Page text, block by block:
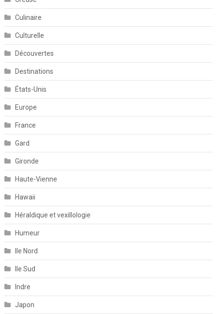
Culinaire
Culturelle
Découvertes
Destinations
États-Unis
Europe
France
Gard
Gironde
Haute-Vienne
Hawaii
Héraldique et vexillologie
Humeur
Ile Nord
Ile Sud
Indre
Japon